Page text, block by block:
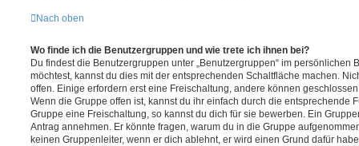
Nach oben
Wo finde ich die Benutzergruppen und wie trete ich ihnen bei?
Du findest die Benutzergruppen unter „Benutzergruppen“ im persönlichen
möchtest, kannst du dies mit der entsprechenden Schaltfläche machen.
offen. Einige erfordern erst eine Freischaltung, andere können
Wenn die Gruppe offen ist, kannst du ihr einfach durch die entsprechende
Gruppe eine Freischaltung, so kannst du dich für sie bewerben. Ein
Antrag annehmen. Er könnte fragen, warum du in die Gruppe
keinen Gruppenleiter, wenn er dich ablehnt, er wird einen Grund dafür